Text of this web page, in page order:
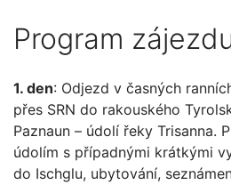
Program
1. den: Odjezd v časných
přes SRN do rakouského
Paznaun – údolí řeky Trisanna.
údolím s případnými krátkými
do Ischglu, ubytování,